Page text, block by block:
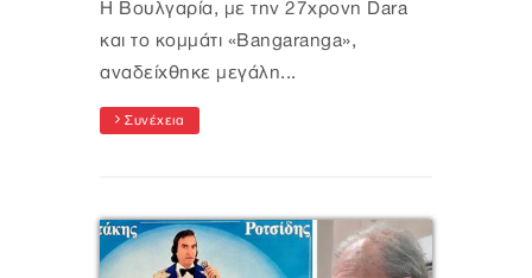
Η Βουλγαρία, με την 27χρονη Dara
και το κομμάτι «Bangaranga»,
αναδείχθηκε μεγάλη...
Συνέχεια